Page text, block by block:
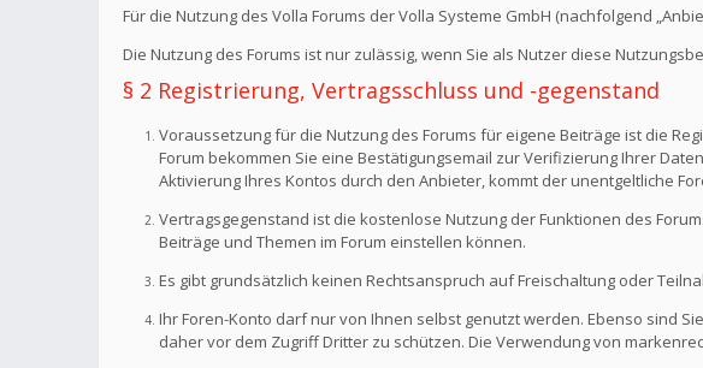
Für die Nutzung des Volla Forums der Volla Systeme GmbH (nachfolgend
Die Nutzung des Forums ist nur zulässig, wenn Sie als Nutzer diese
§ 2 Registrierung, Vertragsschluss und -gegenstand
Voraussetzung für die Nutzung des Forums für eigene Beiträge ist die
Forum bekommen Sie eine Bestätigungsemail zur Verifizierung Ihrer
Aktivierung Ihres Kontos durch den Anbieter, kommt der unentgeltliche
Vertragsgegenstand ist die kostenlose Nutzung der Funktionen des
Beiträge und Themen im Forum einstellen können.
Es gibt grundsätzlich keinen Rechtsanspruch auf Freischaltung oder
Ihr Foren-Konto darf nur von Ihnen selbst genutzt werden. Ebenso sind
daher vor dem Zugriff Dritter zu schützen. Die Verwendung von